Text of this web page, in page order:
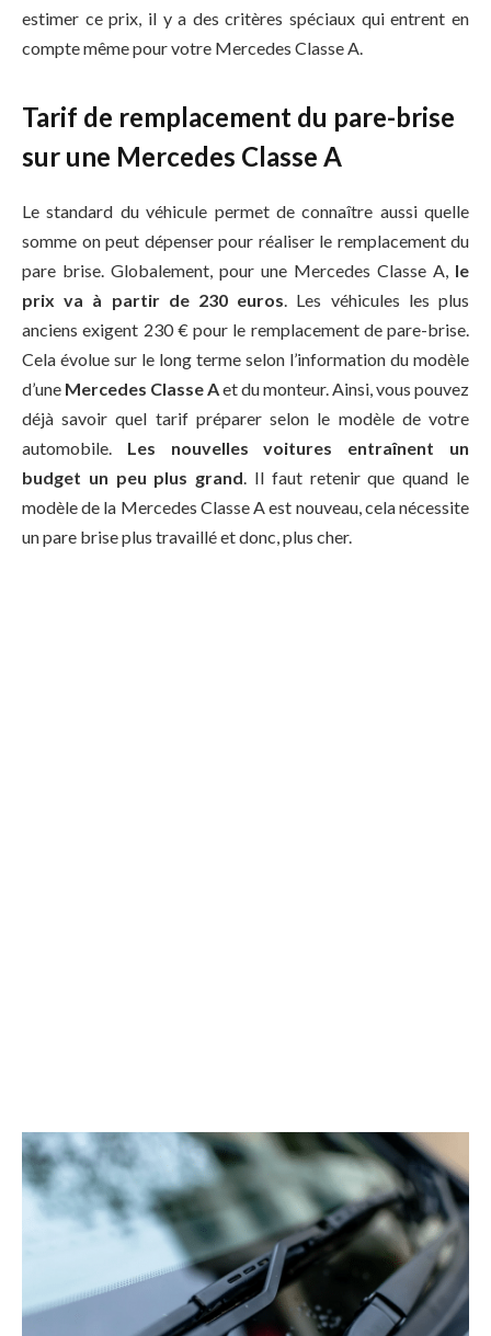
estimer ce prix, il y a des critères spéciaux qui entrent en
compte même pour votre Mercedes Classe A.
Tarif de remplacement du pare-brise
sur une Mercedes Classe A
Le standard du véhicule permet de connaître aussi quelle
somme on peut dépenser pour réaliser le remplacement du
pare brise. Globalement, pour une Mercedes Classe A, le
prix va à partir de 230 euros. Les véhicules les plus
anciens exigent 230 € pour le remplacement de pare-brise.
Cela évolue sur le long terme selon l’information du modèle
d’une Mercedes Classe Aet du monteur. Ainsi, vous pouvez
déjà savoir quel tarif préparer selon le modèle de votre
automobile. Les nouvelles voitures entraînent un
budget un peu plus grand. Il faut retenir que quand le
modèle de la Mercedes Classe A est nouveau, cela nécessite
un pare brise plus travaillé et donc, plus cher.